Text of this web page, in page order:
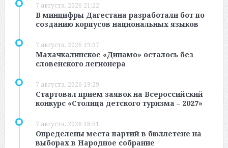
7 августа, 2026 21:22
В минцифры Дагестана разработали бот по
созданию корпусов национальных языков
7 августа, 2026 19:37
Махачкалинское «Динамо» осталось без
словенского легионера
7 августа, 2026 19:29
Стартовал прием заявок на Всероссийский
конкурс «Столица детского туризма – 2027»
7 августа, 2026 18:51
Определены места партий в бюллетене на
выборах в Народное собрание